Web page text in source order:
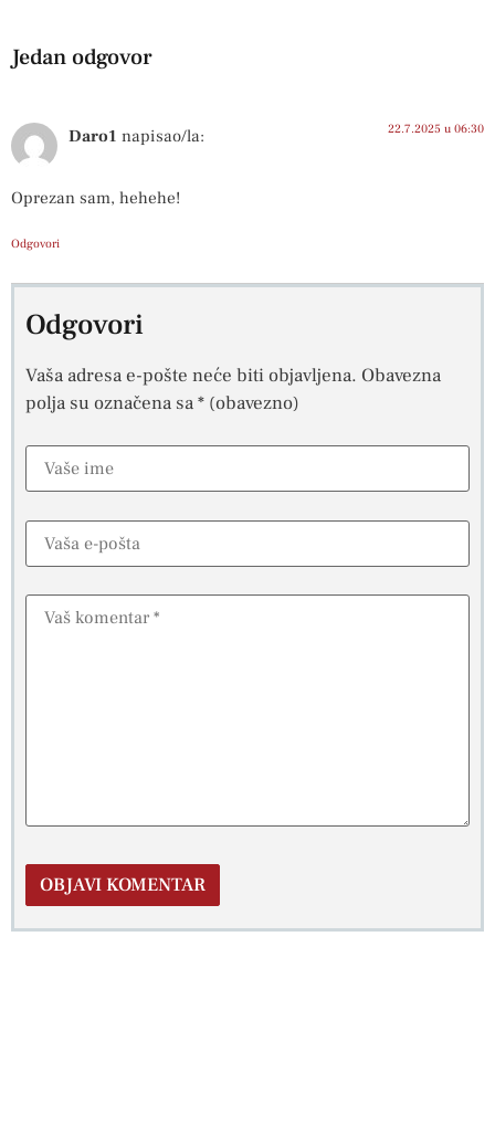
Jedan odgovor
Daro1 napisao/la: 22.7.2025 u 06:30
Oprezan sam, hehehe!
Odgovori
Odgovori
Vaša adresa e-pošte neće biti objavljena. Obavezna
polja su označena sa* (obavezno)